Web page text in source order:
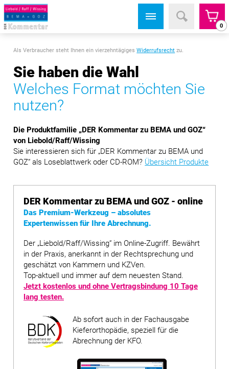
0
Als Verbraucher steht Ihnen ein vierzehntägigesWiderrufsrecht zu.
Sie haben die Wahl
Welches Format möchten Sie
nutzen?
Die Produktfamilie „DER Kommentar zu BEMA und GOZ“
von Liebold/Raff/Wissing
Sie interessieren sich für „DER Kommentar zu BEMA und
GOZ“ als Loseblattwerk oder CD-ROM? Übersicht Produkte
DER Kommentar zu BEMA und GOZ - online
Das Premium-Werkzeug – absolutes
Expertenwissen für Ihre Abrechnung.
Der „Liebold/Raff/Wissing“ im Online-Zugriff. Bewährt
in der Praxis, anerkannt in der Rechtsprechung und
geschätzt von Kammern und KZVen.
Top-aktuell und immer auf dem neuesten Stand.
Jetzt kostenlos und ohne Vertragsbindung 10 Tage
lang testen.
Ab sofort auch in der Fachausgabe
Kieferorthopädie, speziell für die
Abrechnung der KFO.